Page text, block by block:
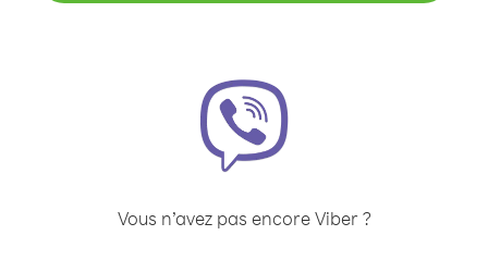
Vous n’avez pas encore Viber ?